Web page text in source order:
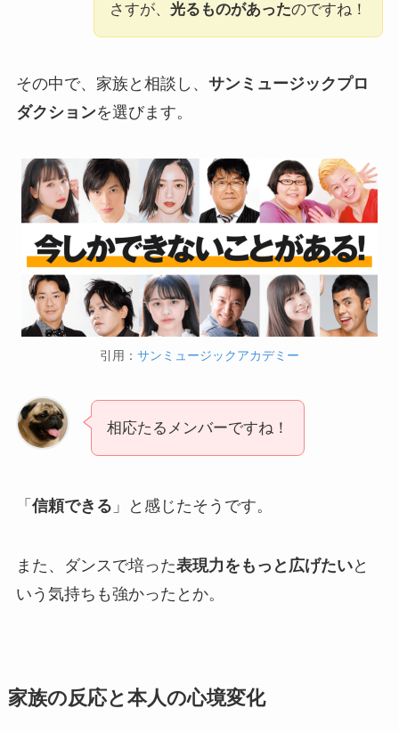
さすが、光るものがあったのですね！
その中で、家族と相談し、 サンミュージックプロ
ダクションを選びます。
引用： サンミュージックアカデミー
相応たるメンバーですね！
「 信頼できる 」と感じたそうです。
また、ダンスで培った表現力をもっと広げたいと
いう気持ちも強かったとか。
家族の反応と本人の心境変化